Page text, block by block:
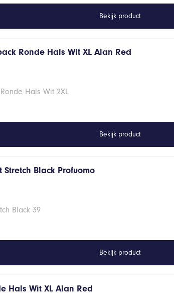
Bekijk product
Ronde Hals Wit XL Alan Red
Hals Wit 2XL
Bekijk product
Stretch Black Profuomo
Black 39
Bekijk product
Hals Wit XL Alan Red